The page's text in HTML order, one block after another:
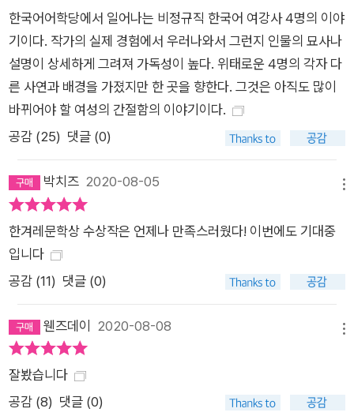
임 강사로 H대 어학당에 들어왔고, 겨울 학기 이후 재계약을 앞
두고 있다. “왜 그렇게까지 일을 하세요, 남편이 있는데”라는 소
리까지 들으며 열심히 일했다. 이번에 계약 연장을 하면 무기계약
직이 되었다. 모든 게 순조롭게 흘러갔다. 임신을 했다는 사실을
알기 전까지는. 그리고 이야기는 다시 선이의 이야기로, 한국어학
당 강사 모두의 이야기로 이어진다. 한희는 되갚아주고 싶었지만
먹고 일하는 사람도 있는데, 시간이 없다느니 힘들다느니 하는 건
다 핑계라고. 그러나 한희는 정말 시간이 없었고, 정말 힘이 들었
버스에서 김밥을 먹으면서 수업을 들으러 갔다. 왜 그렇게 열심히
일을 하냐고 물었던 사람들은 한희가 박사과정을 시작하자 박사
까지 해서 뭘 하려는 거냐고 물었다. 그때도 한희는 자아실현 같
필요하다는 것을 알았다. H대 어학당만 봐도 50대 한국어 강사
는 없었다. 박사학위와 책임 강사 경력으로 교수가 되어야 했다.
그게 아니면 아웃이다. _본문 중에서 고학력 비정규직 여성들의
일하는 이야기 《코리안 티처》에는 고학력 비정규직 여성 네 명의
한국어어학당에서 일어나는 비정규직 한국어 여강사 4명의 이야
기이다. 작가의 실제 경험에서 우러나와서 그런지 인물의 묘사나
설명이 상세하게 그려져 가독성이 높다. 위태로운 4명의 각자 다
른 사연과 배경을 가졌지만 한 곳을 향한다. 그것은 아직도 많이
바뀌어야 할 여성의 간절함의 이야기이다.
공감 (25) 댓글 (0)
박치즈 2020-08-05
한겨레문학상 수상작은 언제나 만족스러웠다! 이번에도 기대중
입니다
공감 (11) 댓글 (0)
웬즈데이 2020-08-08
잘봤습니다
공감 (8) 댓글 (0)